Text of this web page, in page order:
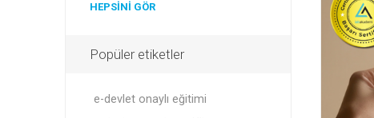
HEPSINI GÖR
Popüler etiketler
e-devlet onaylı eğitimi